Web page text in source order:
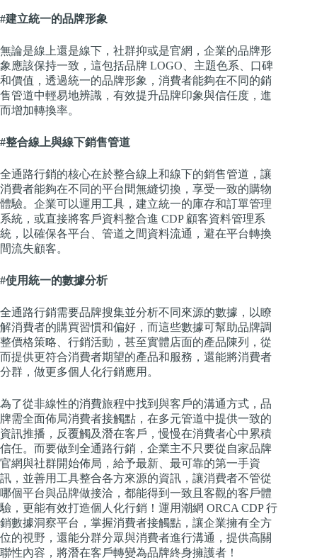
#建立統一的品牌形象
無論是線上還是線下，社群抑或是官網，企業的品牌形
象應該保持一致，這包括品牌 LOGO、主題色系、口碑
和價值，透過統一的品牌形象，消費者能夠在不同的銷
售管道中輕易地辨識，有效提升品牌印象與信任度，進
而增加轉換率。
#整合線上與線下銷售管道
全通路行銷的核心在於整合線上和線下的銷售管道，讓
消費者能夠在不同的平台間無縫切換，享受一致的購物
體驗。企業可以運用工具，建立統一的庫存和訂單管理
系統，或直接將客戶資料整合進 CDP 顧客資料管理系
統，以確保各平台、管道之間資料流通，避在平台轉換
間流失顧客。
#使用統一的數據分析
全通路行銷需要品牌搜集並分析不同來源的數據，以瞭
解消費者的購買習慣和偏好，而這些數據可幫助品牌調
整價格策略、行銷活動，甚至實體店面的產品陳列，從
而提供更符合消費者期望的產品和服務，還能將消費者
分群，做更多個人化行銷應用。
為了從非線性的消費旅程中找到與客戶的溝通方式，品
牌需全面佈局消費者接觸點，在多元管道中提供一致的
資訊推播，反覆觸及潛在客戶，慢慢在消費者心中累積
信任。而要做到全通路行銷，企業主不只要從自家品牌
官網與社群開始佈局，給予最新、最可靠的第一手資
訊，並善用工具整合各方來源的資訊，讓消費者不管從
哪個平台與品牌做接洽，都能得到一致且客觀的客戶體
驗，更能有效打造個人化行銷！運用潮網 ORCA CDP 行
銷數據洞察平台，掌握消費者接觸點，讓企業擁有全方
位的視野，還能分群分眾與消費者進行溝通，提供高關
聯性內容，將潛在客戶轉變為品牌終身擁護者！